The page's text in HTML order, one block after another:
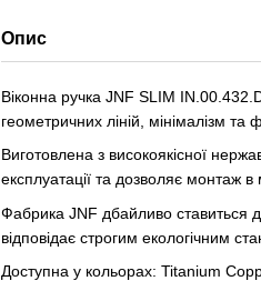
Опис
Віконна ручка JNF SLIM
геометричних ліній, мінімалізм та
Виготовлена з високоякісної
експлуатації та дозволяє монтаж
Фабрика JNF дбайливо ставиться
відповідає строгим екологічним
Доступна у кольорах: Titanium